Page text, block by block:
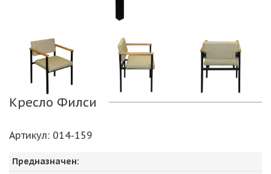
Кресло Филси
Артикул: 014-159
Предназначен: